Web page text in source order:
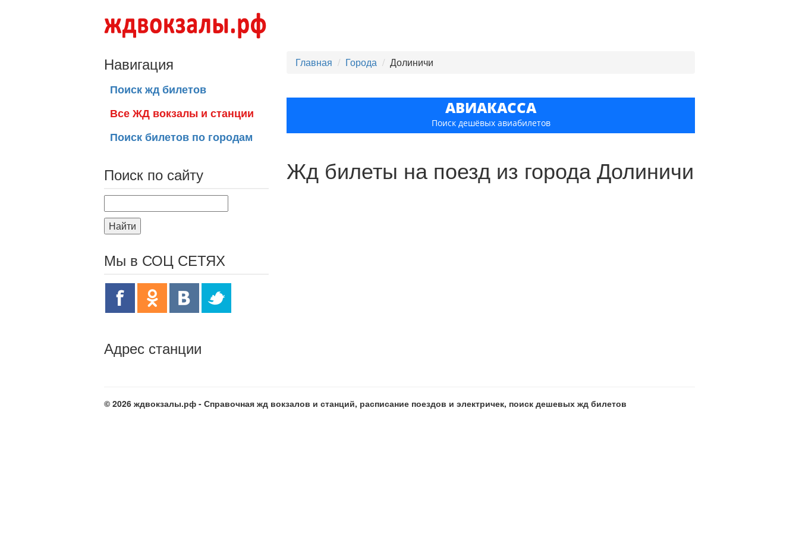
Главная Города Долиничи
АВИАКАССА
Поиск дешёвых авиабилетов
Жд билеты на поезд из города Долиничи
Навигация
Поиск жд билетов
Все ЖД вокзалы и станции
Поиск билетов по городам
Поиск по сайту
Найти
Мы в СОЦ СЕТЯХ
Адрес станции
© 2026 ждвокзалы.рф - Справочная жд вокзалов и станций, расписание поездов и электричек, поиск дешевых жд билетов